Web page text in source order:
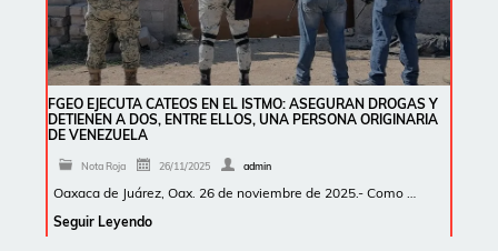
FGEO EJECUTA CATEOS EN EL ISTMO: ASEGURAN DROGAS Y
DETIENEN A DOS, ENTRE ELLOS, UNA PERSONA ORIGINARIA
DE VENEZUELA
Nota Roja 26/11/2025 admin
Oaxaca de Juárez, Oax. 26 de noviembre de 2025.- Como …
Seguir Leyendo